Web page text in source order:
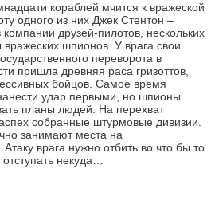
кораблей мчится к вражеской
одного из них Джек Стентон –
друзей-пилотов, нескольких
шпионов. У врага свои
переворота в
пришла древняя раса гризоттов,
бойцов. Самое время
удар первыми, но шпионы
планы людей. На перехват
собранные штурмовые дивизии.
занимают места на
врага нужно отбить во что бы то
некуда…